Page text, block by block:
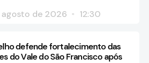
agosto de 2026
12:30
defende fortalecimento das
do Vale do São Francisco após